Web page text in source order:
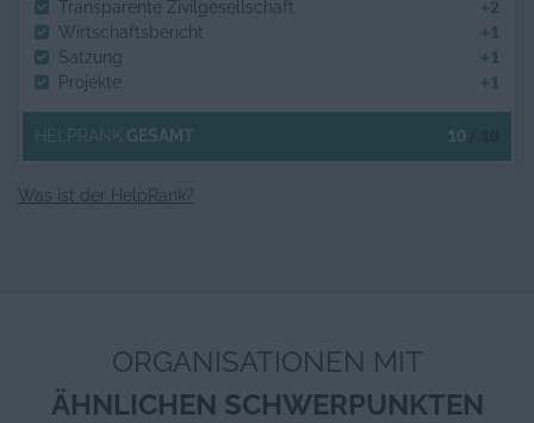
Transparente Zivilgesellschaft +2
Wirtschaftsbericht +1
Satzung +1
Projekte +1
HELPRANK GESAMT 10
Was ist der HelpRank?
ORGANISATIONEN MIT
ÄHNLICHEN SCHWERPUNKTEN